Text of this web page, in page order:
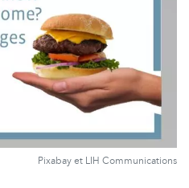
Pixabay et LIH Communications